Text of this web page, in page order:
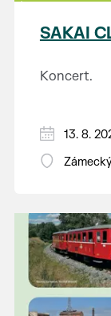
SAKAI
Koncert.
13. 8.